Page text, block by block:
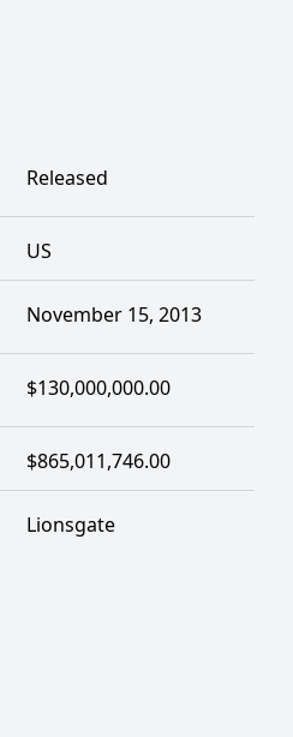
Released
US
November 15, 2013
$130,000,000.00
$865,011,746.00
Lionsgate